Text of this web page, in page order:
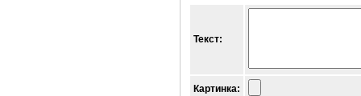
Текст:
Картинка: